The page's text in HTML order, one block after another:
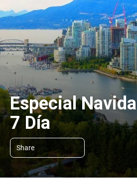
Especial
7 Día
Share